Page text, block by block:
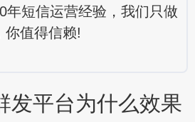
年短信运营经验，我们只做
你值得信赖!
发平台为什么效果